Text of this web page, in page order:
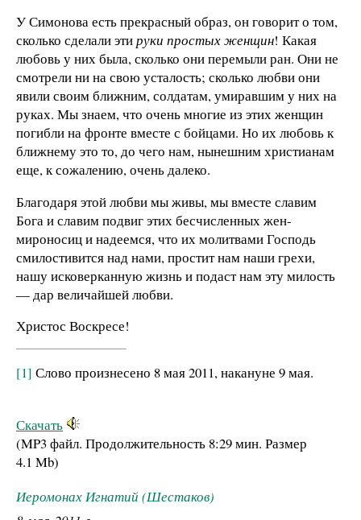
У Симонова есть прекрасный образ, он говорит о том,
сколько сделали этируки простых женщин! Какая
любовь у них была, сколько они перемыли ран. Они не
смотрели ни на свою усталость; сколько любви они
явили своим ближним, солдатам, умиравшим у них на
руках. Мы знаем, что очень многие из этих женщин
погибли на фронте вместе с бойцами. Но их любовь к
ближнему это то, до чего нам, нынешним христианам
еще, к сожалению, очень далеко.
Благодаря этой любви мы живы, мы вместе славим
Бога и славим подвиг этих бесчисленных жен-
мироносиц и надеемся, что их молитвами Господь
смилостивится над нами, простит нам наши грехи,
нашу исковерканную жизнь и подаст нам эту милость
— дар величайшей любви.
Христос Воскресе!
[1] Слово произнесено 8 мая 2011, накануне 9 мая.
Скачать
(MP3 файл. Продолжительность 8:29 мин. Размер
4.1 Mb)
Иеромонах Игнатий (Шестаков)